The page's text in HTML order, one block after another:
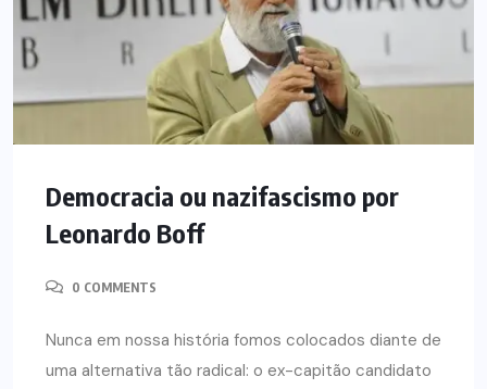
Democracia ou nazifascismo por
Leonardo Boff
0 COMMENTS
Nunca em nossa história fomos colocados diante de
uma alternativa tão radical: o ex-capitão candidato